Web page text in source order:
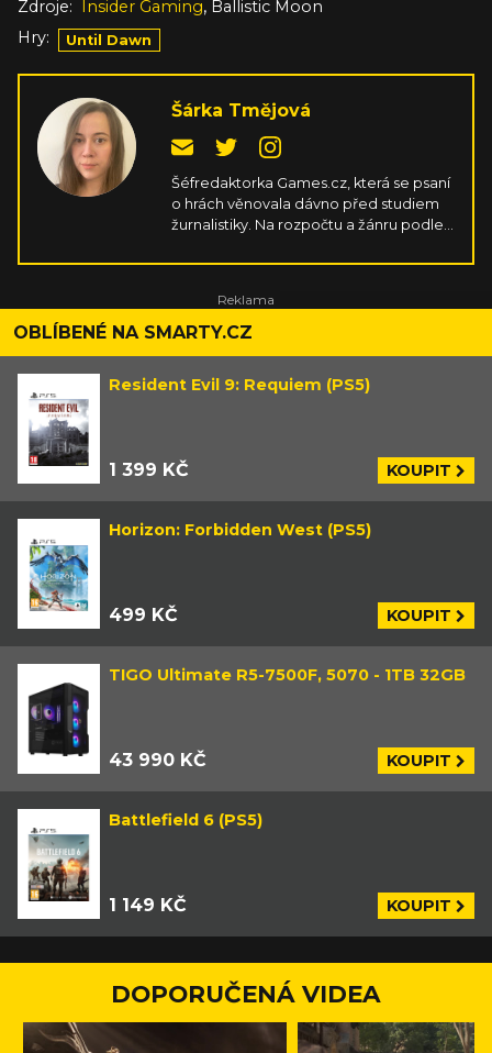
Zdroje: Insider Gaming, Ballistic Moon
Hry:
Until Dawn
Šárka Tmějová
Šéfredaktorka Games.cz, která se psaní
o hrách věnovala dávno před studiem
žurnalistiky. Na rozpočtu a žánru podle
především srdíčko, ale skvělá hratelnost
na gamepadu, jen aby si nemusela
pořád kupovat nové PC komponenty.
OBLÍBENÉ NA SMARTY.CZ
Resident Evil 9: Requiem (PS5)
1 399 KČ KOUPIT
Horizon: Forbidden West (PS5)
499 KČ KOUPIT
TIGO Ultimate R5-7500F, 5070 - 1TB 32GB
43 990 KČ KOUPIT
Battlefield 6 (PS5)
1 149 KČ KOUPIT
DOPORUČENÁ VIDEA